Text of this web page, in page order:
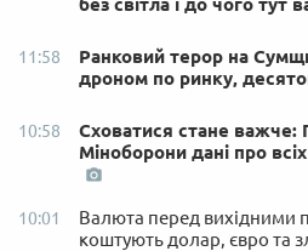
без світла і до чого тут
11:58
Ранковий терор на
дроном по ринку,
10:58
Сховатися стане важче:
Міноборони дані про
10:01
Валюта перед вихідними
коштують долар, євро та